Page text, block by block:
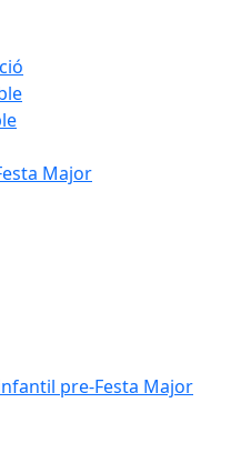
Major
pre-Festa Major